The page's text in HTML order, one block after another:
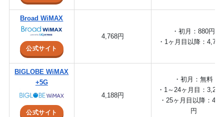
Broad WiMAX
公式サイト
4,768円
・初月：880円
・1ヶ月目以降：
BIGLOBE WiMAX
+5G
公式サイト
4,188円
・初月：無料
・1～24ヶ月目：
・25ヶ月目以降：
円